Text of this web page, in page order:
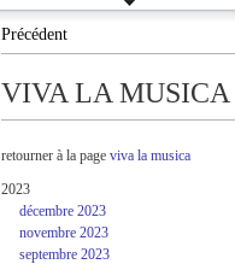
Précédent
VIVA LA MUSICA
retourner à la page viva la musica
2023
décembre 2023
novembre 2023
septembre 2023